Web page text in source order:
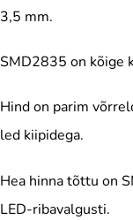
3,5 mm.
SMD2835 on kõige
Hind on parim
led kiipidega.
Hea hinna tõttu on
LED-ribavalgusti.